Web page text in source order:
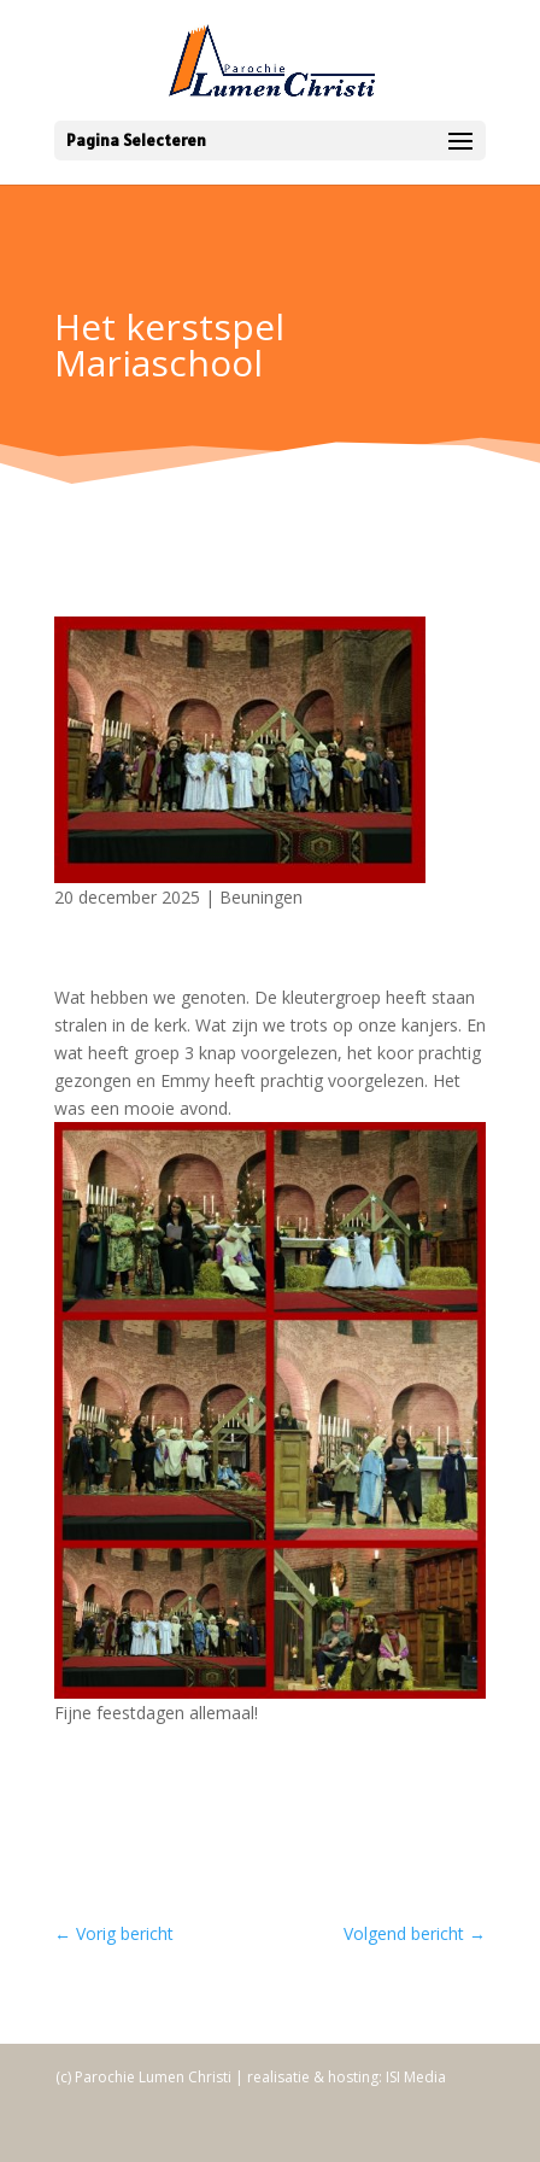
Pagina Selecteren
Het kerstspel
Mariaschool
20 december 2025 | Beuningen
Wat hebben we genoten. De kleutergroep heeft staan
stralen in de kerk. Wat zijn we trots op onze kanjers. En
wat heeft groep 3 knap voorgelezen, het koor prachtig
gezongen en Emmy heeft prachtig voorgelezen. Het
was een mooie avond.
Fijne feestdagen allemaal!
← Vorig bericht Volgend bericht →
(c) Parochie Lumen Christi | realisatie & hosting: ISI Media